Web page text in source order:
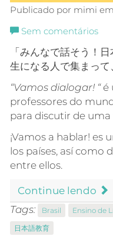
Publicado por mimi em
Sem comentários
「みんなで話そう！
生になる人で集まっ
“Vamos dialogar! “é
professores do
para discutir de
¡Vamos a hablar!
los países, así como
entre ellos.
Continue lendo
Tags:
Brasil Ensino de
日本語教育